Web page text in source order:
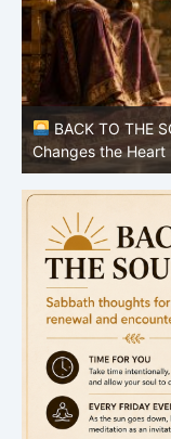
BACK TO THE
Changes the Heart |